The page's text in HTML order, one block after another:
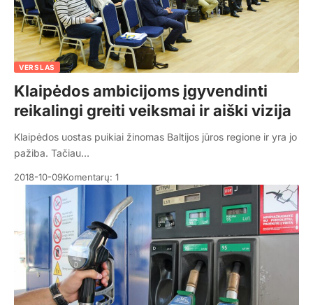
VERSLAS
Klaipėdos ambicijoms įgyvendinti
reikalingi greiti veiksmai ir aiški vizija
Klaipėdos uostas puikiai žinomas Baltijos jūros regione ir yra jo
pažiba. Tačiau…
2018-10-09Komentarų: 1